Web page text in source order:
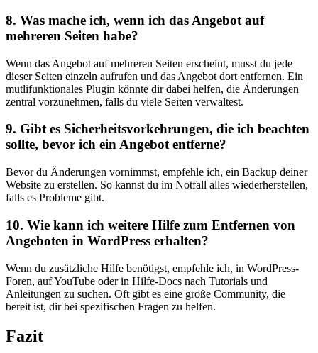
8. Was ‍mache ich, wenn ⁣ich das Angebot auf
mehreren Seiten habe?
Wenn​ das Angebot auf mehreren Seiten erscheint, musst du jede
dieser Seiten einzeln aufrufen und‍ das Angebot dort ​entfernen. ⁢Ein
mutlifunktionales Plugin könnte dir dabei ⁣helfen, die Änderungen⁢
zentral vorzunehmen, falls du viele Seiten verwaltest.
9. Gibt es Sicherheitsvorkehrungen, die ich beachten
sollte, bevor ich ein Angebot entferne?
Bevor‌ du Änderungen vornimmst, empfehle ich, ein Backup ⁣deiner
Website zu ‍erstellen. So ​kannst du im Notfall alles wiederherstellen,
falls es Probleme gibt.
10. Wie kann ich‌ weitere ⁢Hilfe zum⁤ Entfernen von
Angeboten in WordPress erhalten?
Wenn du‍ zusätzliche Hilfe benötigst, empfehle ich, in‌ WordPress-
Foren,​ auf YouTube‍ oder ​in Hilfe-Docs nach Tutorials ⁣und
Anleitungen⁤ zu ⁣suchen. Oft gibt es eine⁢ große Community, die
⁤bereit ist, dir​ bei spezifischen Fragen zu⁢ helfen.
Fazit